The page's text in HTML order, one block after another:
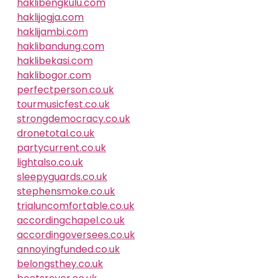
haklijogja.com
haklijambi.com
haklibandung.com
haklibekasi.com
haklibogor.com
perfectperson.co.uk
tourmusicfest.co.uk
strongdemocracy.co.uk
dronetotal.co.uk
partycurrent.co.uk
lightalso.co.uk
sleepyguards.co.uk
stephensmoke.co.uk
trialuncomfortable.co.uk
accordingchapel.co.uk
accordingoversees.co.uk
annoyingfunded.co.uk
belongsthey.co.uk